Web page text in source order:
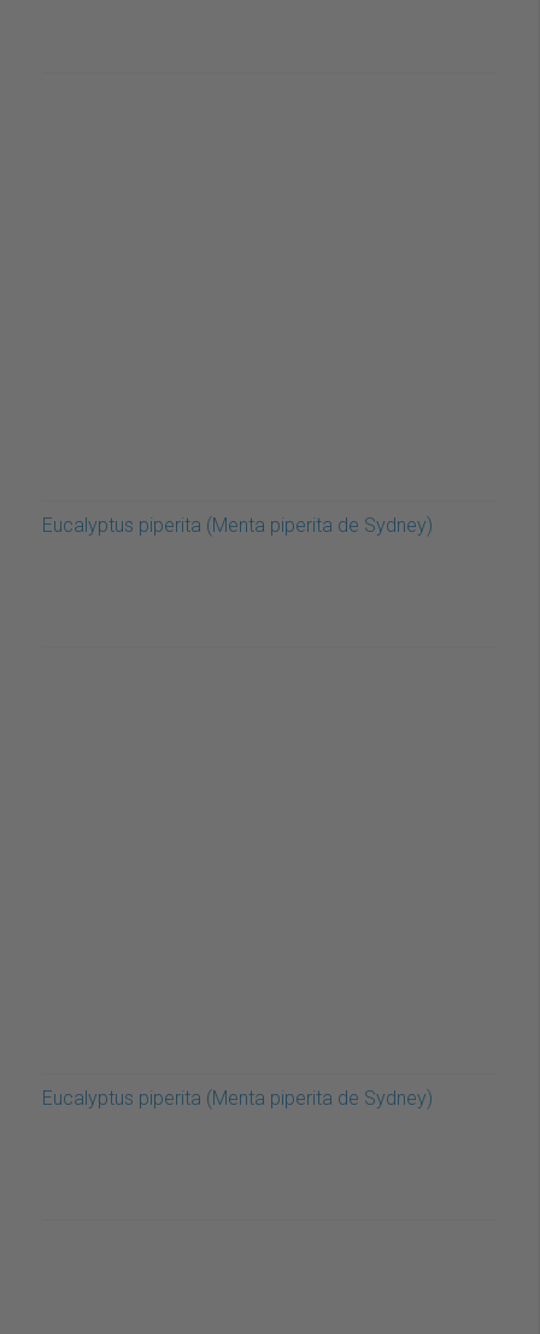
Eucalyptus piperita (Menta piperita de Sydney)
Eucalyptus piperita (Menta piperita de Sydney)